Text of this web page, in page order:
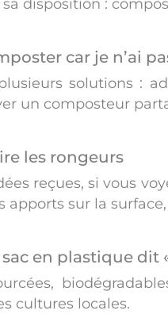
disposition :
car je n’ai
solutions :
un composteur
les rongeurs
reçues, si vous
apports sur la
en plastique dit
cultures locales.